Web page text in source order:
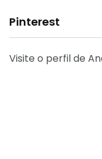
Pinterest
Visite o perfil de